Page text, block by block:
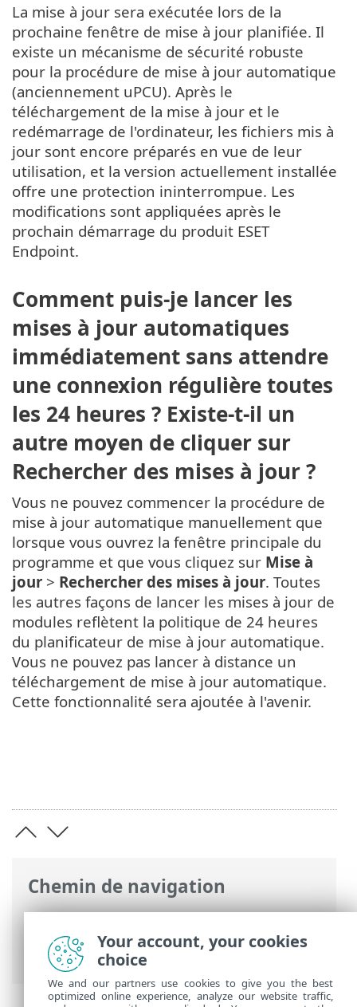
Chemin de navigation
Aide en ligne ESET>ESET Endpoint
Antivirus
>FAQ > Mises à jour
automatiques
La mise à jour sera exécutée lors de la
prochaine fenêtre de mise à jour planifiée. Il
existe un mécanisme de sécurité robuste
pour la procédure de mise à jour automatique
(anciennement uPCU). Après le
téléchargement de la mise à jour et le
redémarrage de l'ordinateur, les fichiers mis à
jour sont encore préparés en vue de leur
utilisation, et la version actuellement installée
offre une protection ininterrompue. Les
modifications sont appliquées après le
prochain démarrage du produit ESET
Endpoint.
Comment puis-je lancer les
mises à jour automatiques
immédiatement sans attendre
une connexion régulière toutes
les 24 heures ? Existe-t-il un
autre moyen de cliquer sur
Rechercher des mises à jour ?
Vous ne pouvez commencer la procédure de
mise à jour automatique manuellement que
lorsque vous ouvrez la fenêtre principale du
programme et que vous cliquez sur Mise à
jour > Rechercher des mises à jour. Toutes
les autres façons de lancer les mises à jour de
modules reflètent la politique de 24 heures
du planificateur de mise à jour automatique.
Vous ne pouvez pas lancer à distance un
téléchargement de mise à jour automatique.
Cette fonctionnalité sera ajoutée à l'avenir.
Your account, your cookies
choice
We and our partners use cookies to give you the best
optimized online experience, analyze our website traffic,